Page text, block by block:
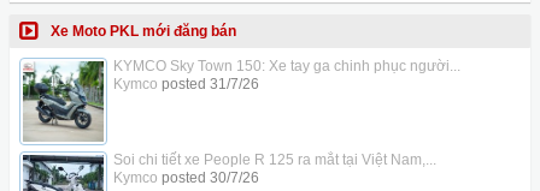
Xe Moto PKL mới đăng bán
KYMCO Sky Town 150: Xe tay ga chinh phục người...
Kymco posted 31/7/26
Soi chi tiết xe People R 125 ra mắt tại Việt Nam,...
Kymco posted 30/7/26